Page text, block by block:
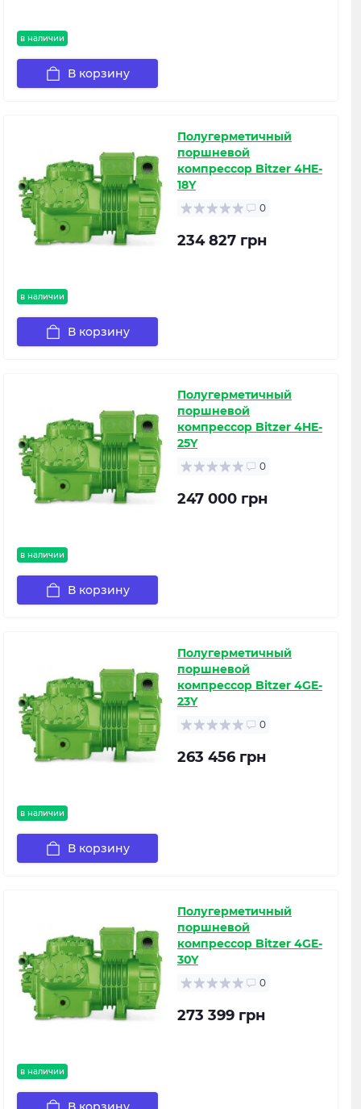
в наличии
В корзину
в наличии
Полугерметичный
поршневой
компрессор Bitzer 4HE-
18Y
0
234 827 грн
В корзину
в наличии
Полугерметичный
поршневой
компрессор Bitzer 4HE-
25Y
0
247 000 грн
В корзину
в наличии
Полугерметичный
поршневой
компрессор Bitzer 4GE-
23Y
0
263 456 грн
В корзину
в наличии
Полугерметичный
поршневой
компрессор Bitzer 4GE-
30Y
0
273 399 грн